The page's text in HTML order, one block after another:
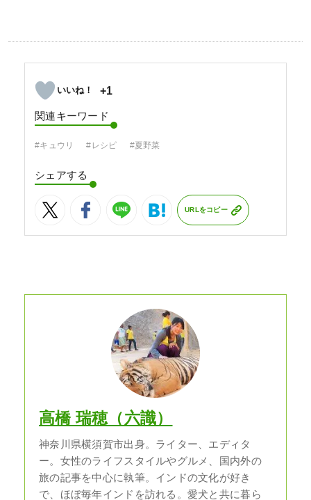
+1
関連キーワード
#キュウリ #レシピ #夏野菜
シェアする
URLをコピー
高橋 瑞穂（六識）
神奈川県横須賀市出身。ライター、エディタ
ー。女性のライフスタイルやグルメ、国内外の
旅の記事を中心に執筆。インドの文化が好き
で、ほぼ毎年インドを訪れる。愛犬と共に暮ら